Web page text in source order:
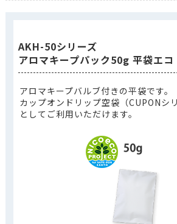
AKH-50シリーズ
アロマキープパック50g 平袋エコ
アロマキープバルブ付きの平袋です。
カップオンドリップ空袋（CUPONシ
としてご利用いただけます。